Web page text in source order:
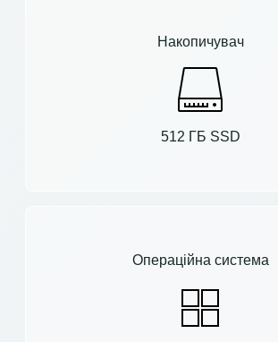
Накопичувач
512 ГБ SSD
Операційна система